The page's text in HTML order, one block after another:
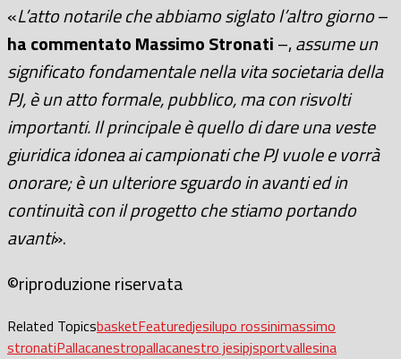
«L’atto notarile che abbiamo siglato l’altro giorno–
ha commentato Massimo Stronati–,assume un
significato fondamentale nella vita societaria della
PJ, è un atto formale, pubblico, ma con risvolti
importanti. Il principale è quello di dare una veste
giuridica idonea ai campionati che PJ vuole e vorrà
onorare; è un ulteriore sguardo in avanti ed in
continuità con il progetto che stiamo portando
avanti».
©riproduzione riservata
Related TopicsbasketFeaturedjesilupo rossinimassimo
stronatiPallacanestropallacanestro jesipjsportvallesina